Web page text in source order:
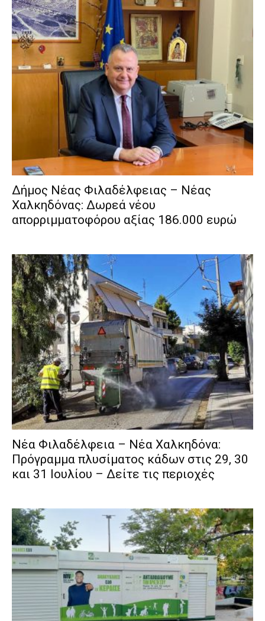
Δήμος Νέας Φιλαδέλφειας – Νέας
Χαλκηδόνας: Δωρεά νέου
απορριμματοφόρου αξίας 186.000 ευρώ
Νέα Φιλαδέλφεια – Νέα Χαλκηδόνα:
Πρόγραμμα πλυσίματος κάδων στις 29, 30
και 31 Ιουλίου – Δείτε τις περιοχές